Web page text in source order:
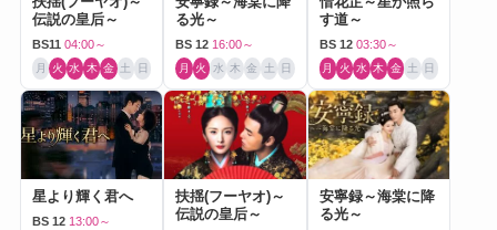
伝説の皇后～
BS11 04:00～
月 火 水 木 金 土 日
る光～
BS 12 16:00～
月 火 水 木 金 土 日
す道～
BS 12 03:30～
月 火 水 木 金 土 日
星より輝く君へ
BS 12 13:00～
扶揺(フーヤオ)～
伝説の皇后～
安寧録～海棠に降
る光～